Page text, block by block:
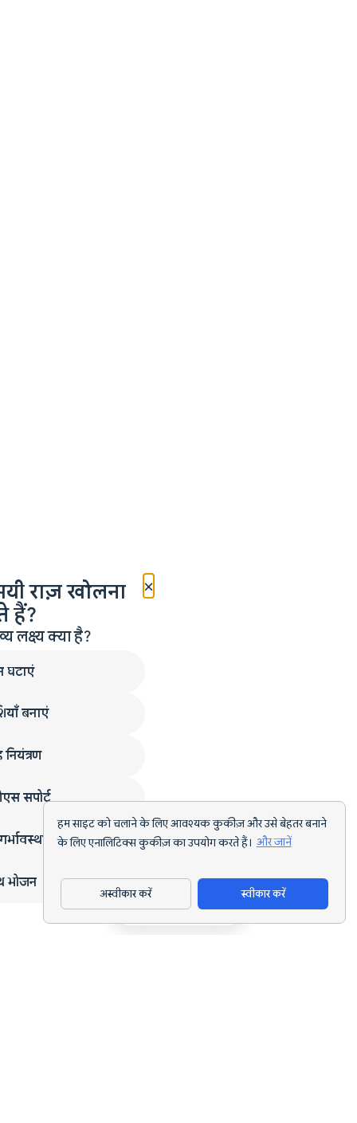
हम साइट को चलाने के लिए आवश्यक कुकीज़ और उसे बेहतर बनाने
के लिए एनालिटिक्स कुकीज़ का उपयोग करते हैं। और जानें
अस्वीकार करें स्वीकार करें
ऐप डाउनलोड करें
×
राज़ खोलना
हैं?
लक्ष्य क्या है?
घटाएं
बनाएं
सपोर्ट
भोजन